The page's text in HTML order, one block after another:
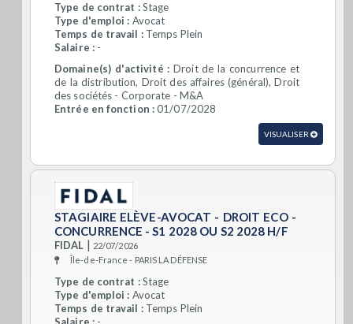
Type de contrat :Stage
Type d'emploi : Avocat
Temps de travail :Temps Plein
Salaire :-
Domaine(s) d'activité : Droit de la concurrence et
de la distribution, Droit des affaires (général), Droit
des sociétés - Corporate - M&A
Entrée en fonction :01/07/2028
VISUALISER
STAGIAIRE ELÈVE-AVOCAT - DROIT ECO -
CONCURRENCE - S1 2028 OU S2 2028 H/F
FIDAL | 22/07/2026
Île-de-France - PARIS LA DÉFENSE
Type de contrat :Stage
Type d'emploi : Avocat
Temps de travail :Temps Plein